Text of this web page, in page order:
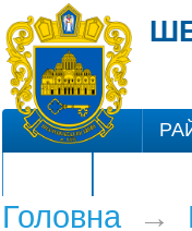
Головна→